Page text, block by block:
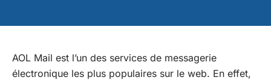
AOL Mail est l’un des services de messagerie
électronique les plus populaires sur le web. En effet,